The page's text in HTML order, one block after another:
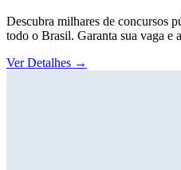
Descubra milhares de concursos
todo o Brasil. Garanta sua vaga e
Ver Detalhes →